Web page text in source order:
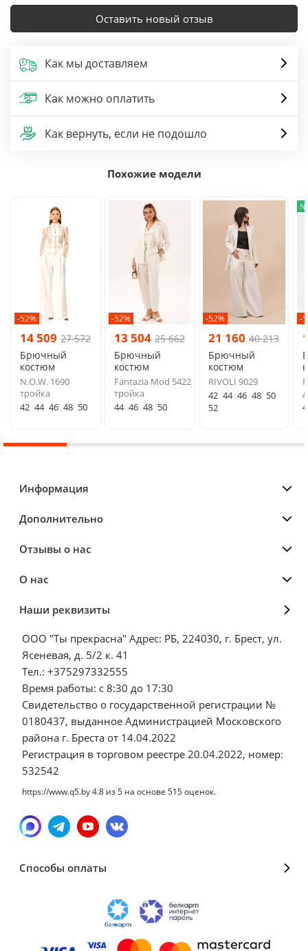
Оставить новый отзыв
Как мы доставляем
Как можно оплатить
Как вернуть, если не подошло
Похожие модели
-52%
14 509 27 572
Брючный
костюм
N.O.W. 1690
тройка
42 44 46 48 50
-52%
13 504 25 662
Брючный
костюм
Fantazia Mod 5422
тройка
44 46 48 50
-52%
21 160 40 213
Брючный
костюм
RIVOLI 9029
42 44 46 48 50
52
-
Информация
Дополнительно
Отзывы о нас
О нас
Наши реквизиты
ООО "Ты прекрасна" Адрес: РБ, 224030, г. Брест, ул.
Ясеневая, д. 5/2 к. 41
Тел.: +375297332555
Время работы: с 8:30 до 17:30
Свидетельство о государственной регистрации №
0180437, выданное Администрацией Московского
района г. Бреста от 14.04.2022
Регистрация в торговом реестре 20.04.2022, номер:
532542
https://www.q5.by4.8 из5 на основе 515оценок.
Способы оплаты